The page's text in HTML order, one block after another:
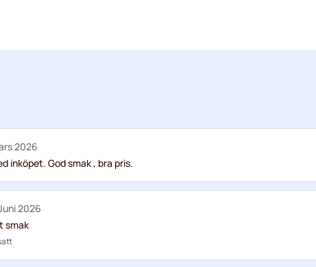
2026
inköpet. God smak , bra pris.
2026
smak